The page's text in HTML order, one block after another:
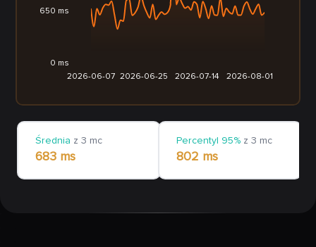
2026-06-07 2026-06-25 2026-07-14 2026-08-01
0 ms
650 ms
Średnia z 3 mc
683 ms
Percentyl 95% z 3 mc
802 ms